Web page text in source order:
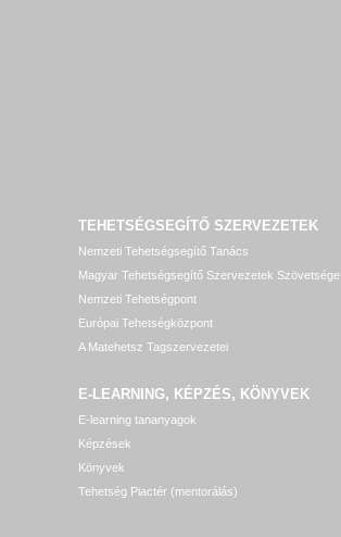
TEHETSÉGSEGÍTŐ SZERVEZETEK
Nemzeti Tehetségsegítő Tanács
Magyar Tehetségsegítő Szervezetek Szövetsége
Nemzeti Tehetségpont
Európai Tehetségközpont
A Matehetsz Tagszervezetei
E-LEARNING, KÉPZÉS, KÖNYVEK
E-learning tananyagok
Képzések
Könyvek
Tehetség Piactér (mentorálás)